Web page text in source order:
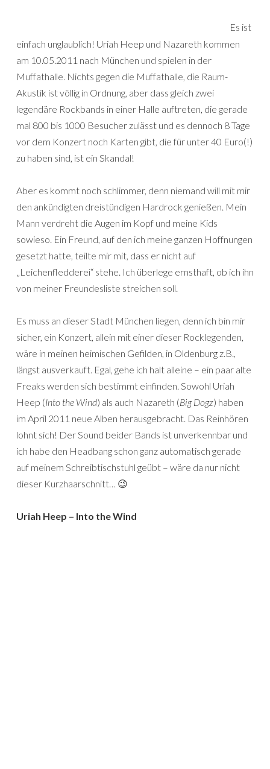
Es ist
einfach unglaublich! Uriah Heep und Nazareth kommen
am 10.05.2011 nach München und spielen in der
Muffathalle. Nichts gegen die Muffathalle, die Raum-
Akustik ist völlig in Ordnung, aber dass gleich zwei
legendäre Rockbands in einer Halle auftreten, die gerade
mal 800 bis 1000 Besucher zulässt und es dennoch 8 Tage
vor dem Konzert noch Karten gibt, die für unter 40 Euro(!)
zu haben sind, ist ein Skandal!
Aber es kommt noch schlimmer, denn niemand will mit mir
den ankündigten dreistündigen Hardrock genießen. Mein
Mann verdreht die Augen im Kopf und meine Kids
sowieso. Ein Freund, auf den ich meine ganzen Hoffnungen
gesetzt hatte, teilte mir mit, dass er nicht auf
„Leichenfledderei“ stehe. Ich überlege ernsthaft, ob ich ihn
von meiner Freundesliste streichen soll.
Es muss an dieser Stadt München liegen, denn ich bin mir
sicher, ein Konzert, allein mit einer dieser Rocklegenden,
wäre in meinen heimischen Gefilden, in Oldenburg z.B.,
längst ausverkauft. Egal, gehe ich halt alleine – ein paar alte
Freaks werden sich bestimmt einfinden. Sowohl Uriah
Heep (Into the Wind) als auch Nazareth (Big Dogz) haben
im April 2011 neue Alben herausgebracht. Das Reinhören
lohnt sich! Der Sound beider Bands ist unverkennbar und
ich habe den Headbang schon ganz automatisch gerade
auf meinem Schreibtischstuhl geübt – wäre da nur nicht
dieser Kurzhaarschnitt… 😉
Uriah Heep – Into the Wind